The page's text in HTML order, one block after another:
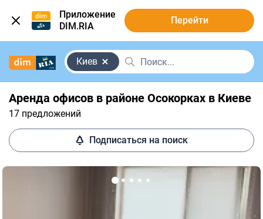
Приложение
DIM.RIA
Перейти
Киев
Аренда офисов в районе Осокорках в Киеве
17 предложений
Подписаться на поиск